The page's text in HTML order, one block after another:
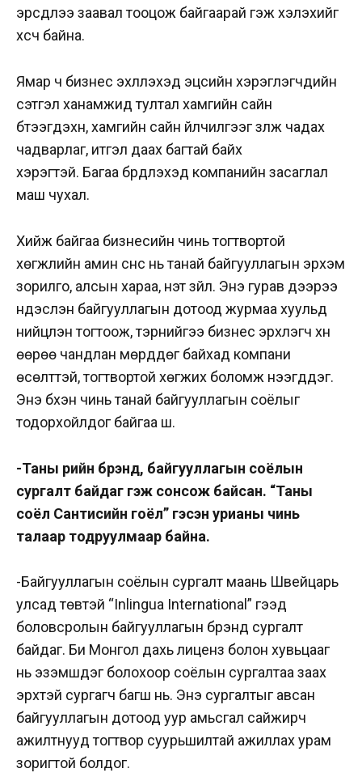
эрсдлээ заавал тооцож байгаарай гэж хэлэхийг
хүсч байна.
Ямар ч бизнес эхлүүлэхэд эцсийн хэрэглэгчдийн
сэтгэл ханамжид тултал хамгийн сайн
бүтээгдэхүүн, хамгийн сайн үйлчилгээг үзүүлж чадах
чадварлаг, итгэл даах багтай байх
хэрэгтэй. Багаа бүрдүүлэхэд компанийн засаглал
маш чухал.
Хийж байгаа бизнесийн чинь тогтвортой
хөгжлийн амин сүнс нь танай байгууллагын эрхэм
зорилго, алсын хараа, үнэт зүйл. Энэ гурав дээрээ
үндэслэн байгууллагын дотоод журмаа хуульд
нийцүүлэн тогтоож, тэрнийгээ бизнес эрхлэгч хүн
өөрөө чандлан мөрддөг байхад компани
өсөлттэй, тогтвортой хөгжих боломж нээгддэг.
Энэ бүхэн чинь танай байгууллагын соёлыг
тодорхойлдог байгаа шүү.
-Таны өөрийн брэнд, байгууллагын соёлын
сургалт байдаг гэж сонсож байсан. “Таны
соёл Сантисийн гоёл” гэсэн урианы чинь
талаар тодруулмаар байна.
-Байгууллагын соёлын сургалт маань Швейцарь
улсад төвтэй “Inlingua International” гээд
боловсролын байгууллагын брэнд сургалт
байдаг. Би Монгол дахь лиценз болон хувьцааг
нь эзэмшдэг болохоор соёлын сургалтаа заах
эрхтэй сургагч багш нь. Энэ сургалтыг авсан
байгууллагын дотоод уур амьсгал сайжирч
ажилтнууд тогтвор суурьшилтай ажиллах урам
зоригтой болдог.